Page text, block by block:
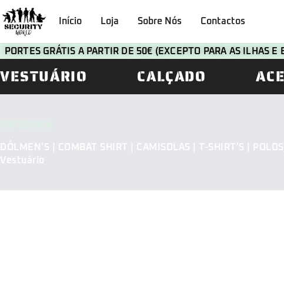
Início Loja Sobre Nós Contactos
PORTES GRÁTIS A PARTIR DE 50€ (EXCEPTO PARA AS ILHAS
VESTUÁRIO CALÇADO
DÓLMEN'S | COMBAT SHIRT | CAMISOLAS | T-SHIRT'S | POLOS
Vestuário